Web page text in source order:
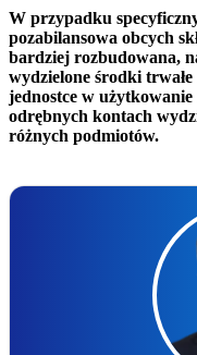
W przypadku
pozabilansowa obcych
bardziej rozbudowana,
wydzielone środki trwałe
jednostce w
odrębnych kontach
różnych podmiotów.